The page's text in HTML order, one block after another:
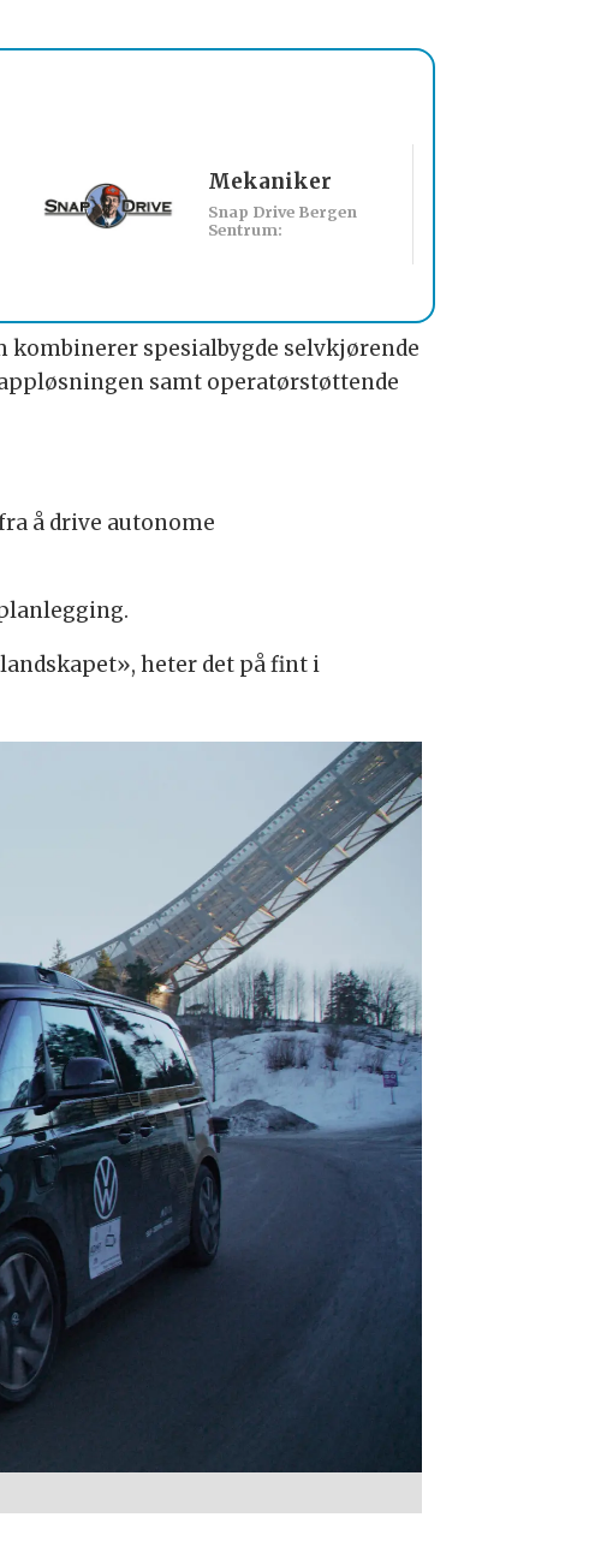
Snap Drive Bergen
Sentrum:
Mekaniker
spesialbygde selvkjørende
samt operatørstøttende
å drive autonome
heter det på fint i